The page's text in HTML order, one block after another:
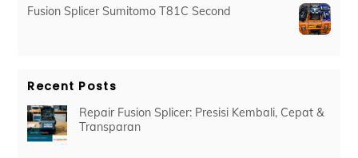
Fusion Splicer Sumitomo T81C Second
Recent Posts
Repair Fusion Splicer: Presisi Kembali, Cepat &
Transparan